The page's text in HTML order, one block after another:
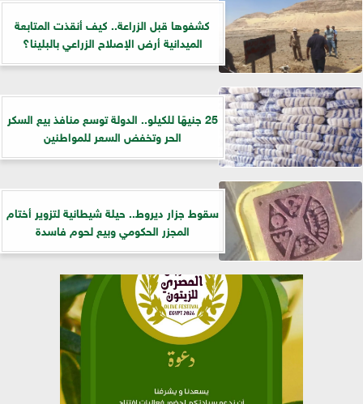
كشفوها قبل الزراعة.. كيف أنقذت المتابعة
الميدانية أرض الإصلاح الزراعي بالبلينا؟
25 جنيهًا للكيلو.. الدولة توسع منافذ بيع السكر
الحر وتخفض السعر للمواطنين
سقوط جزار ديروط.. حيلة شيطانية لتزوير أختام
المجزر الحكومي وبيع لحوم فاسدة